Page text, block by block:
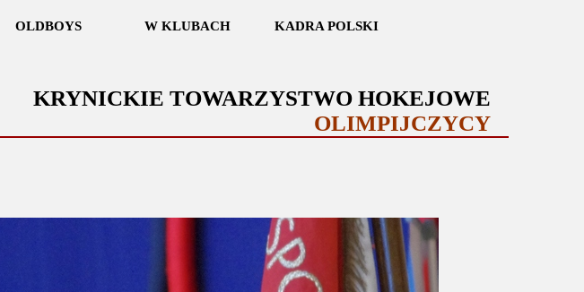
OLDBOYS W KLUBACH KADRA POLSKI
KRYNICKIE TOWARZYSTWO HOKEJOWE
OLIMPIJCZYCY